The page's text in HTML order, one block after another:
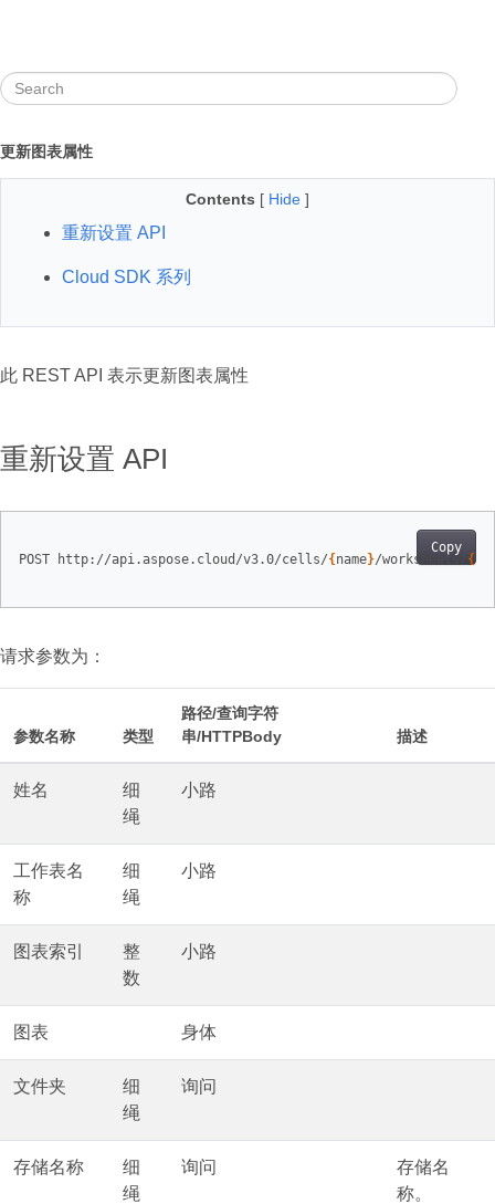
更新图表属性
Contents [ Hide ]
重新设置 API
Cloud SDK 系列
此 REST API 表示更新图表属性
重新设置 API
Copy
POST http://api.aspose.cloud/v3.0/cells/{ name}/worksheets/ {
请求参数为：
参数名称 类型
路径/查询字符
串/HTTPBody
描述
姓名
细
绳
小路
工作表名
称
细
绳
小路
图表索引
整
数
小路
图表 身体
文件夹
细
绳
询问
存储名称
细
绳
询问
存储名
称。